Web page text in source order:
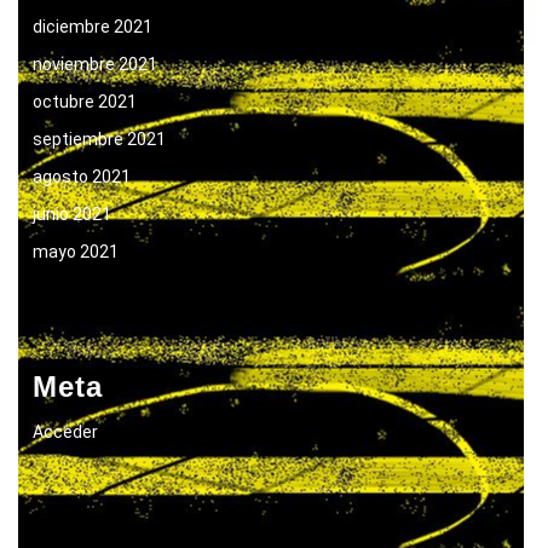
diciembre 2021
noviembre 2021
octubre 2021
septiembre 2021
agosto 2021
junio 2021
mayo 2021
Meta
Acceder